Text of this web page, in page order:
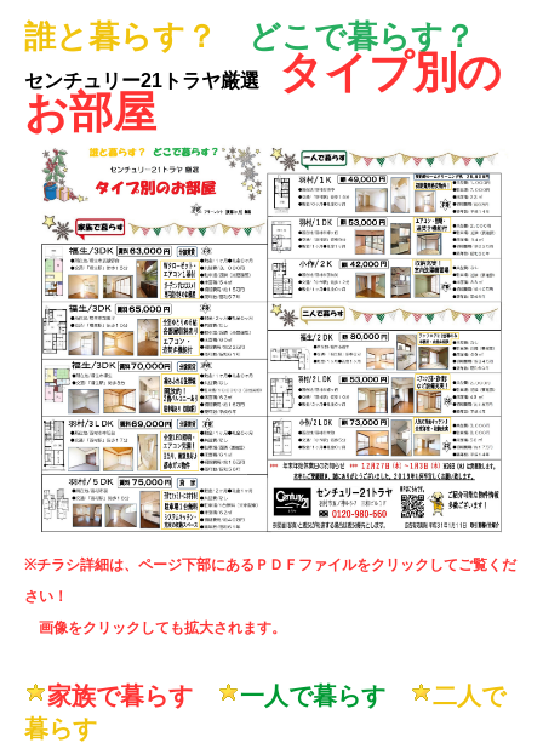
誰と暮らす？ どこで暮らす？
センチュリー21トラヤ厳選
タイプ別の
お部屋
※チラシ詳細は、ページ下部にあるＰＤＦファイルをクリックしてご覧くだ
さい！
画像をクリックしても拡大されます。
家族で暮らす 一人で暮らす
二人で
暮らす